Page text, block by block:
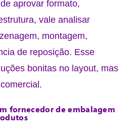
aprovar formato,
vale analisar
montagem,
de reposição. Esse
bonitas no layout, mas
fornecedor de embalagem